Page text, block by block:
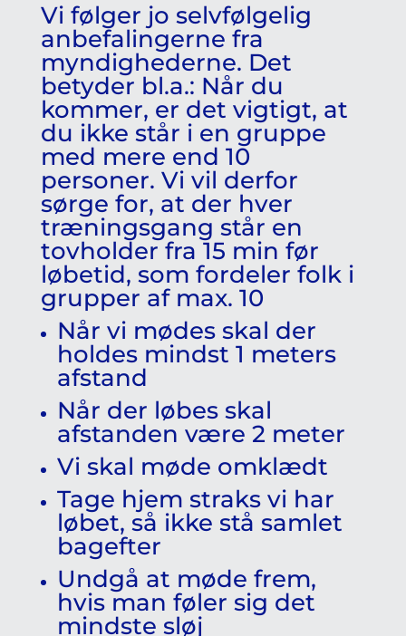
Vi følger jo selvfølgelig
anbefalingerne fra
myndighederne. Det
betyder bl.a.: Når du
kommer, er det vigtigt, at
du ikke står i en gruppe
med mere end 10
personer. Vi vil derfor
sørge for, at der hver
træningsgang står en
tovholder fra 15 min før
løbetid, som fordeler folk i
grupper af max. 10
Når vi mødes skal der
holdes mindst 1 meters
afstand
Når der løbes skal
afstanden være 2 meter
Vi skal møde omklædt
Tage hjem straks vi har
løbet, så ikke stå samlet
bagefter
Undgå at møde frem,
hvis man føler sig det
mindste sløj